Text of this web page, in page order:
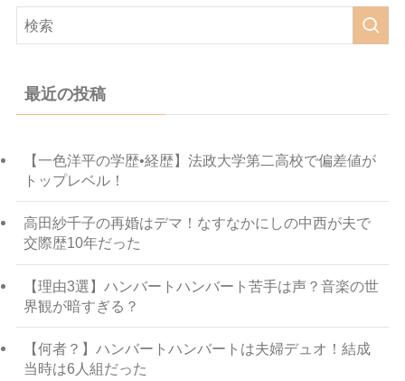
最近の投稿
【一色洋平の学歴•経歴】法政大学第二高校で偏差値が
トップレベル！
高田紗千子の再婚はデマ！なすなかにしの中西が夫で
交際歴10年だった
【理由3選】ハンバートハンバート苦手は声？音楽の世
界観が暗すぎる？
【何者？】ハンバートハンバートは夫婦デュオ！結成
当時は6人組だった